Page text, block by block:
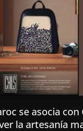
se asocia con
la artesanía